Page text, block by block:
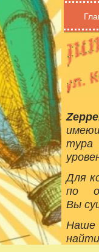
тура
Для
по
Вы
Наше